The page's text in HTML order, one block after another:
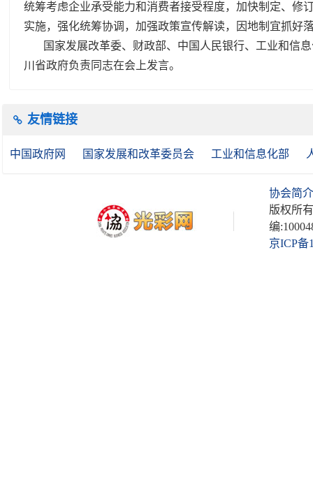
统筹考虑企业承受能力和消费者接受程度，加快制定、修
实施，强化统筹协调，加强政策宣传解读，因地制宜抓好
国家发展改革委、财政部、中国人民银行、工业和信
川省政府负责同志在会上发言。
友情链接
中国政府网 国家发展和改革委员会 工业和信息化部
协会简介
版权所
编
京ICP备